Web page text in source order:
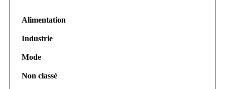
Alimentation
Industrie
Mode
Non classé